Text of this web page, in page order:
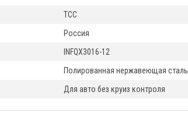
ТСС
Россия
INFQX3016-12
Полированная нержавеющая сталь
Для авто без круиз контроля